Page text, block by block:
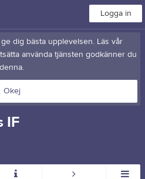
Logga in
dig bästa upplevelsen. Läs vår
använda tjänsten godkänner du
denna.
Okej
IF